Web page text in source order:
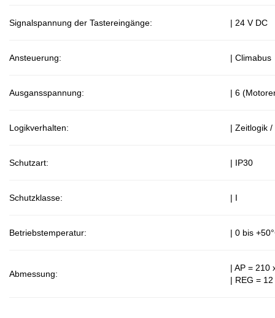
Signalspannung der Tastereingänge: | 24 V DC
Ansteuerung: | Climabus
Ausgansspannung: | 6
Logikverhalten: | Zeitlogik
Schutzart: | IP30
Schutzklasse: | I
Betriebstemperatur: | 0 bis
Abmessung:
| AP = 210
| REG =